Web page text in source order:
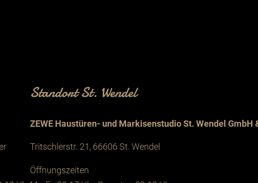
Standort St. Wendel
ZEWE Haustüren- und Markisenstudio St. Wendel GmbH
Tritschlerstr. 21, 66606 St. Wendel
Öffnungszeiten